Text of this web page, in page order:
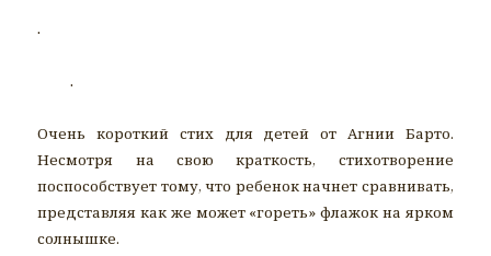
.
.
Очень короткий стих для детей от Агнии Барто.
Несмотря на свою краткость, стихотворение
поспособствует тому, что ребенок начнет сравнивать,
представляя как же может «гореть» флажок на ярком
солнышке.